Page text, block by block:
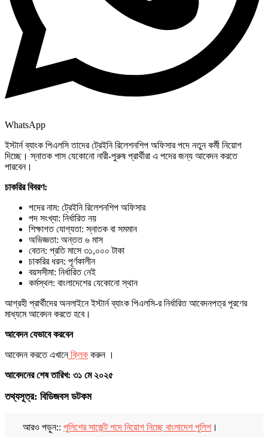
WhatsApp
ইস্টার্ন ব্যাংক পিএলসি তাদের ট্রেইনি রিলেশনশিপ অফিসার পদে নতুন কর্মী নিয়োগ
দিচ্ছে। স্নাতক পাস যেকোনো নারী-পুরুষ প্রার্থীরা এ পদের জন্য আবেদন করতে
পারবেন।
চাকরির বিবরণ:
পদের নাম: ট্রেইনি রিলেশনশিপ অফিসার
পদ সংখ্যা: নির্ধারিত নয়
শিক্ষাগত যোগ্যতা: স্নাতক বা সমমান
অভিজ্ঞতা: অন্তত ৬ মাস
বেতন: প্রতি মাসে ৩১,০০০ টাকা
চাকরির ধরন: পূর্ণকালীন
বয়সসীমা: নির্ধারিত নেই
কর্মস্থল: বাংলাদেশের যেকোনো স্থান
আগ্রহী প্রার্থীদের অনলাইনে ইস্টার্ন ব্যাংক পিএলসি-র নির্ধারিত আবেদনপত্র পূরণের
মাধ্যমে আবেদন করতে হবে।
আবেদন যেভাবে করবেন
আবেদন করতে এখানেক্লিক করুন ।
আবেদনের শেষ তারিখ: ৩১ মে ২০২৫
তথ্যসূত্র: বিডিজবস ডটকম
আরও পড়ুন:: পুলিশের সার্জেন্ট পদে নিয়োগ নিচ্ছে বাংলাদেশ পুলিশ।